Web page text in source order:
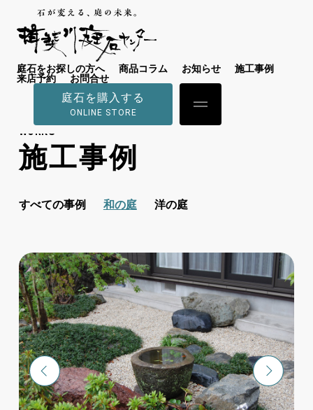
庭石をお探しの方へ 商品コラム お知らせ
施工事例
来店予約
お問合せ
庭石を購入する
ONLINE STORE
WORKS
施工事例
すべての事例 和の庭 洋の庭